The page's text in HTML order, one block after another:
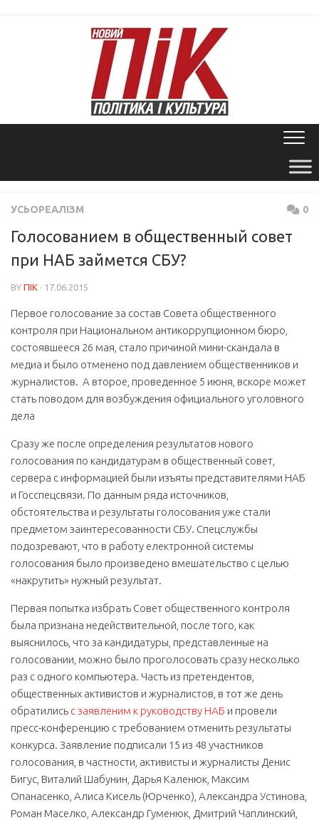
УСЬОРЕАЛІЗМ 0
Голосованием в общественный совет
при НАБ займется СБУ?
BY ПІК · 17.06.2015
Первое голосование за состав Совета общественного
контроля при Национальном антикоррупционном бюро,
состоявшееся 26 мая, стало причиной мини-скандала в
медиа и было отменено под давлением общественников и
журналистов. А второе, проведенное 5 июня, вскоре может
стать поводом для возбуждения официального уголовного
дела
Сразу же после определения результатов нового
голосования по кандидатурам в общественный совет,
сервера с информацией были изъяты представителями НАБ
и Госспецсвязи. По данным ряда источников,
обстоятельства и результаты голосования уже стали
предметом заинтересованности СБУ. Спецслужбы
подозревают, что в работу електронной системы
голосования было произведено вмешательство с целью
«накрутить» нужный результат.
Первая попытка избрать Совет общественного контроля
была признана недействительной, после того, как
выяснилось, что за кандидатуры, представленные на
голосовании, можно было проголосовать сразу несколько
раз с одного компьютера. Часть из претендентов,
общественных активистов и журналистов, в тот же день
обратились с заявленим к руководству НАБ и провели
пресс-конференцию с требованием отменить результаты
конкурса. Заявление подписали 15 из 48 участников
голосования, в частности, активисты и журналисты Денис
Бигус, Виталий Шабунин, Дарья Каленюк, Максим
Опанасенко, Алиса Кисель (Юрченко), Александра Устинова,
Роман Маселко, Александр Гуменюк, Дмитрий Чаплинский,